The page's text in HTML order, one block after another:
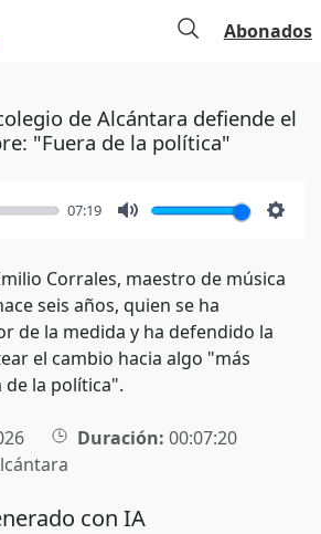
Abonados
de Alcántara defiende el
"Fuera de la política"
07:19
Corrales, maestro de música
seis años, quien se ha
de la medida y ha defendido la
el cambio hacia algo "más
la política".
Duración: 00:07:20
con IA